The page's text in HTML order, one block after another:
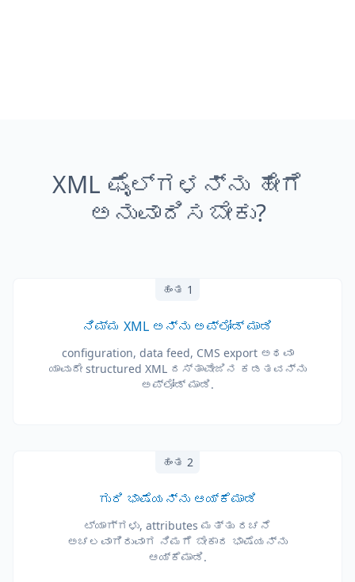
XML ಫೈಲ್‌ಗಳನ್ನು ಹೇಗೆ
ಅನುವಾದಿಸಬೇಕು?
ಹಂತ 1
ನಿಮ್ಮ XML ಅನ್ನು ಅಪ್‌ಲೋಡ್ ಮಾಡಿ
configuration, data feed, CMS export ಅಥವಾ
ಯಾವುದೇ structured XML ದಸ್ತಾವೇಜಿನ ಕಡತವನ್ನು
ಅಪ್‌ಲೋಡ್ ಮಾಡಿ.
ಹಂತ 2
ಗುರಿ ಭಾಷೆಯನ್ನು ಆಯ್ಕೆಮಾಡಿ
ಟ್ಯಾಗ್‌ಗಳು, attributes ಮತ್ತು ರಚನೆ
ಅಚಲವಾಗಿರುವಾಗ ನಿಮಗೆ ಬೇಕಾದ ಭಾಷೆಯನ್ನು
ಆಯ್ಕೆಮಾಡಿ.